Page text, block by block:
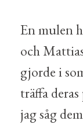
En mulen
och
gjorde i
träffa
jag såg